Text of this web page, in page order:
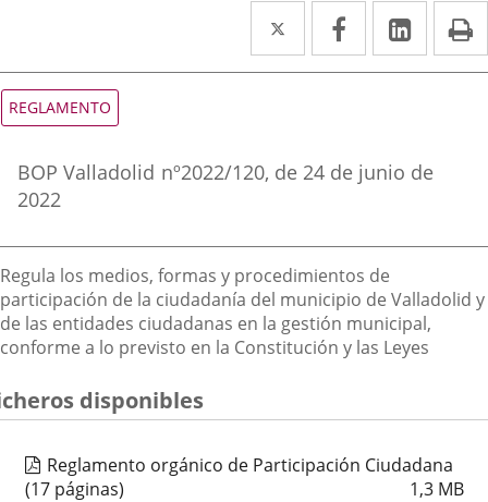
Twitter
Enlace
a
externa.
Facebook
Enlace
a
externa.
Enlace
a
Tipo
de
REGLAMENTO
boletin
BOP Valladolid nº2022/120, de 24 de junio de
2022
Descripción
Regula los medios, formas y procedimientos de
participación de la ciudadanía del municipio de Valladolid y
de las entidades ciudadanas en la gestión municipal,
conforme a lo previsto en la Constitución y las Leyes
disponibles
Reglamento orgánico de Participación Ciudadana
1,3 MB
(17 páginas)